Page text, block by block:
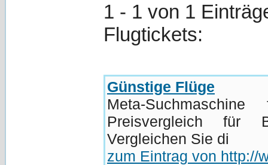
1 - 1 von 1
Flugtickets:
Günstige Flüge
Meta-
Preisvergleich für
Vergleichen Sie di
zum Eintrag von http://